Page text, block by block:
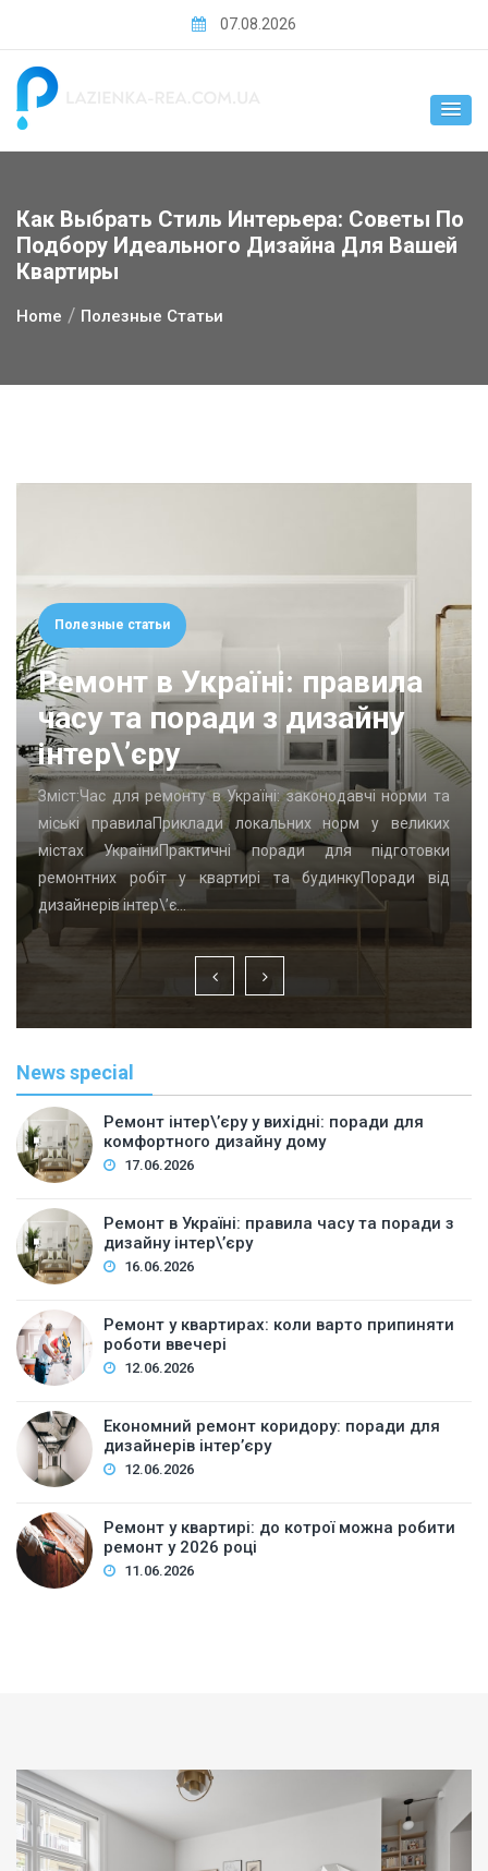
content
07.08.2026
Как Выбрать Стиль Интерьера: Советы По
Подбору Идеального Дизайна Для Вашей
Квартиры
Home Полезные Статьи
Полезные статьи
Ремонт в Україні: правила
часу та поради з дизайну
інтер\’єру
Зміст:Час для ремонту в Україні: законодавчі норми та
міські правилаПриклади локальних норм у великих
містах УкраїниПрактичні поради для підготовки
ремонтних робіт у квартирі та будинкуПоради від
дизайнерів інтер\’є…
News special
Ремонт інтер\’єру у вихідні: поради для
комфортного дизайну дому
17.06.2026
Ремонт в Україні: правила часу та поради з
дизайну інтер\’єру
16.06.2026
Ремонт у квартирах: коли варто припиняти
роботи ввечері
12.06.2026
Економний ремонт коридору: поради для
дизайнерів інтер’єру
12.06.2026
Ремонт у квартирі: до котрої можна робити
ремонт у 2026 році
11.06.2026